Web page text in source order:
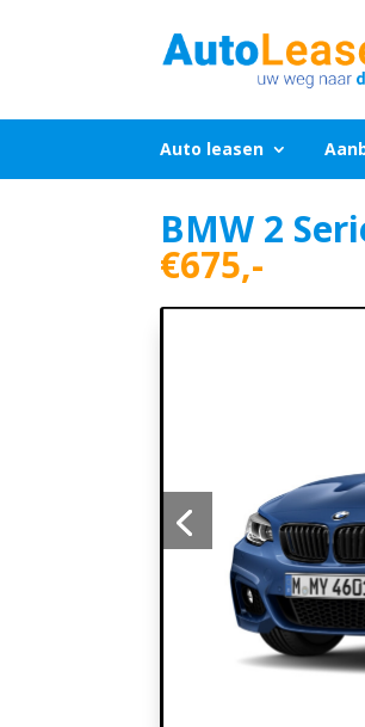
Auto leasen
BMW 2
€675,-